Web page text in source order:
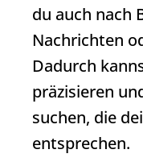
du auch nach
Nachrichten
Dadurch
präzisieren
suchen, die
entsprechen.